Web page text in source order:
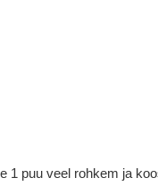
1 puu veel rohkem ja